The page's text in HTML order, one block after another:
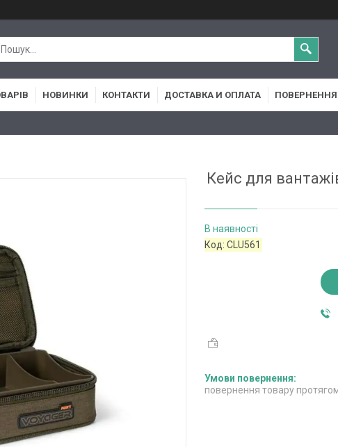
НОВИНКИ КОНТАКТИ ДОСТАВКА И ОПЛАТА ПОВЕРНЕННЯ
Кейс для
В наявності
Код:CLU561
повернення товару